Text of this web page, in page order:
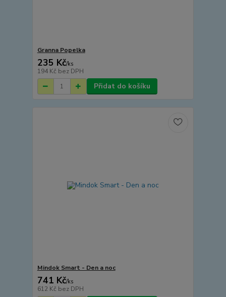
Granna Popelka
235 Kč/ks
194 Kč bez DPH
Přidat do košíku
Mindok Smart - Den a noc
741 Kč/ks
612 Kč bez DPH